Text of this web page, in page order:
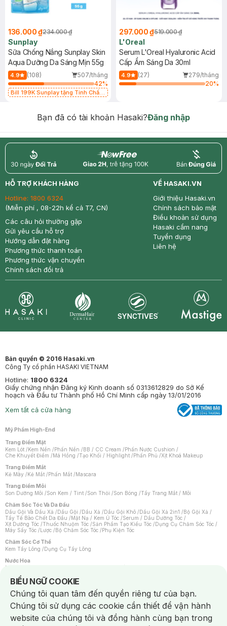
136.000 ₫234.000 ₫
Sunplay
Sữa Chống Nắng Sunplay Skin
Aqua Dưỡng Da Sáng Mịn 55g
4.9 (108)
507/tháng
42%
Bill 199K Sunplay tặng Tinh Chất
297.000 ₫519.000 ₫
L'Oreal
Serum L'Oreal Hyaluronic Acid
Cấp Ẩm Sáng Da 30ml
4.9 (27)
279/tháng
20%
Bạn đã có tài khoản Hasaki?Đăng nhập
return nowfree price
HỖ TRỢ KHÁCH HÀNG
Hotline: 1800 6324
(Miễn phí , 08-22h kể cả T7, CN)
Các câu hỏi thường gặp
Gửi yêu cầu hỗ trợ
Hướng dẫn đặt hàng
Phương thức thanh toán
Phương thức vận chuyển
Chính sách đổi trả
VỀ HASAKI.VN
Giới thiệu Hasaki.vn
Chính sách bảo mật
Điều khoản sử dụng
Hasaki cẩm nang
Tuyển dụng
Liên hệ
Bản quyền © 2016 Hasaki.vn
Công Ty cổ phần HASAKI VIETNAM
Hotline: 1800 6324
Giấy chứng nhận Đăng ký Kinh doanh số 0313612829 do Sở Kế
hoạch và Đầu tư Thành phố Hồ Chí Minh cấp ngày 13/01/2016
Xem tất cả cửa hàng
Mỹ Phẩm High-End
Trang Điểm Mặt
Kem Lót /Kem Nền /Phấn Nền /BB / CC Cream /Phấn Nước Cushion /
Che Khuyết Điểm /Má Hồng /Tạo Khối / Highlight /Phấn Phủ /Xịt Khoá Makeup
Trang Điểm Mắt
Kẻ Mày /Kẻ Mắt /Phấn Mắt /Mascara
Trang Điểm Môi
Son Dưỡng Môi /Son Kem / Tint /Son Thỏi /Son Bóng /Tẩy Trang Mắt / Môi
Chăm Sóc Tóc Và Da Đầu
Dầu Gội Và Dầu Xả /Dầu Gội /Dầu Xả /Dầu Gội Khô /Dầu Gội Xả 2in1 /Bộ Gội Xả /
Tẩy Tế Bào Chết Da Đầu /Mặt Nạ / Kem Ủ Tóc /Serum / Dầu Dưỡng Tóc /
Xịt Dưỡng Tóc /Thuốc Nhuộm Tóc /Sản Phẩm Tạo Kiểu Tóc /Dụng Cụ Chăm Sóc Tóc /
Máy Sấy Tóc /Lược /Bộ Chăm Sóc Tóc /Phụ Kiện Tóc
Chăm Sóc Cơ Thể
Kem Tẩy Lông /Dụng Cụ Tẩy Lông
Nước Hoa
Nước Hoa Nữ
Chăm Sóc Cá Nhân
Chống Muỗi /Khẩu Trang /Máy Massage/Mặt Nạ Xông Hơi /Nước Rửa Tay/
Sản Phẩm Chăm Sóc Khác /Bàn Chải Đánh Răng /Bàn Chải Điện/
Hỗ Trợ Trắng Răng/Kem Đánh Răng /Máy Tăm Nước/ Nước Súc Miệng/
Tăm / Chỉ Nha Khoa/ Xịt Thơm Miệng / Dung Dịch Vệ Sinh/Dưỡng Vùng Kín/
Khăn Ướt Vệ Sinh Vùng Kín/Băng Vệ Sinh/Tampon/Bọt Cạo Râu /Dao Cạo Râu/
Máy Cạo Râu
BIỂU NGỮ COOKIE
Notice about cookies usage
Chúng tôi quan tâm đến quyền riêng tư của bạn.
Chúng tôi sử dụng các cookie cần thiết để vận hành
website của chúng tôi và đồng hành cùng bạn trong